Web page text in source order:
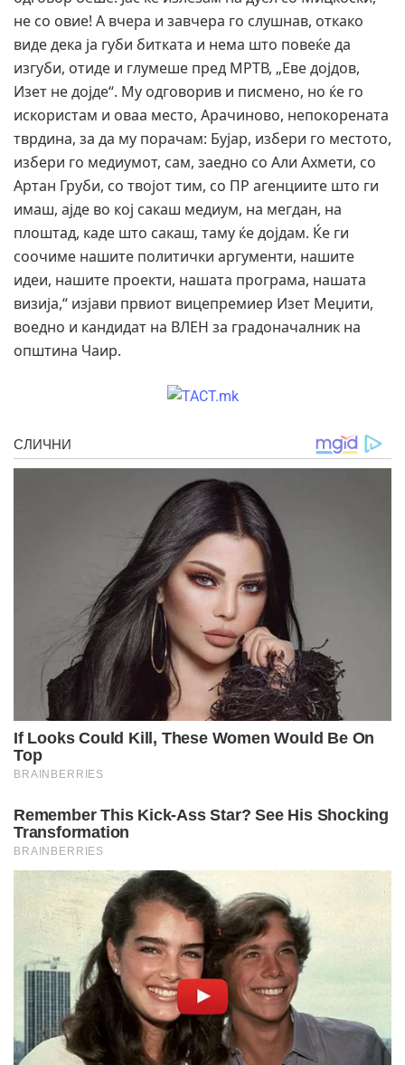
не со овие! А вчера и завчера го слушнав, откако
виде дека ја губи битката и нема што повеќе да
изгуби, отиде и глумеше пред МРТВ, „Еве дојдов,
Изет не дојде“. Му одговорив и писмено, но ќе го
искористам и оваа место, Арачиново, непокорената
тврдина, за да му порачам: Бујар, избери го местото,
избери го медиумот, сам, заедно со Али Ахмети, со
Артан Груби, со твојот тим, со ПР агенциите што ги
имаш, ајде во кој сакаш медиум, на мегдан, на
плоштад, каде што сакаш, таму ќе дојдам. Ќе ги
соочиме нашите политички аргументи, нашите
идеи, нашите проекти, нашата програма, нашата
визија,“ изјави првиот вицепремиер Изет Меџити,
воедно и кандидат на ВЛЕН за градоначалник на
општина Чаир.